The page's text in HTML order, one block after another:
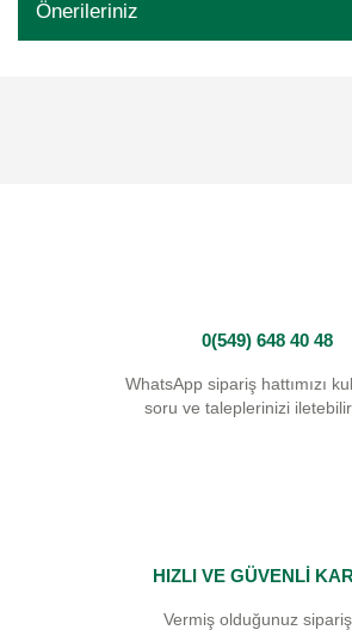
Önerileriniz
0(549) 648 40 48
WhatsApp sipariş hattımızı
soru ve taleplerinizi
HIZLI VE GÜVENLİ
Vermiş olduğunuz